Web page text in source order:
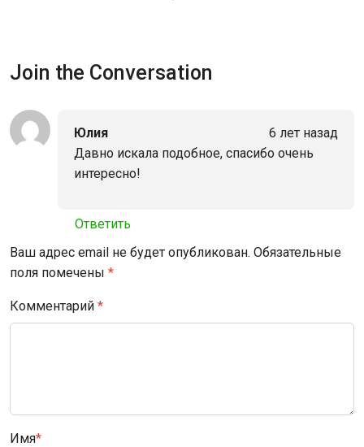
Join the Conversation
Юлия
6 лет назад
Давно искала подобное, спасибо очень
интересно!
Ответить
Ваш адрес email не будет опубликован. Обязательные
поля помечены *
Комментарий *
Имя*